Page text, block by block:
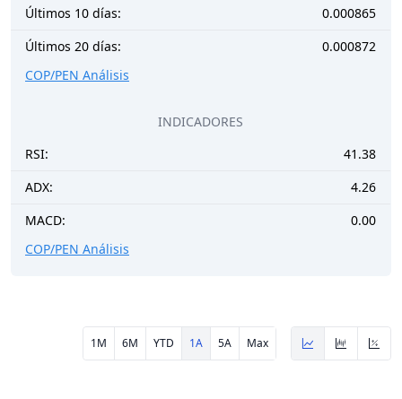
Últimos 10 días:
0.000865
Últimos 20 días:
0.000872
COP/PEN Análisis
INDICADORES
RSI:
41.38
ADX:
4.26
MACD:
0.00
COP/PEN Análisis
1M 6M 1A 5A Max
YTD